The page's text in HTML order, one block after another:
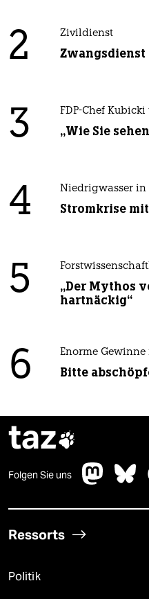
2 Zivildienst
Zwangsdienst
3 FDP-Chef
„Wie Sie
4 Niedrigwasser in
Stromkrise
5
„Der Mythos
hartnäckig“
6 Enorme
Bitte
taz
Folgen Sie uns
Ressorts
Politik